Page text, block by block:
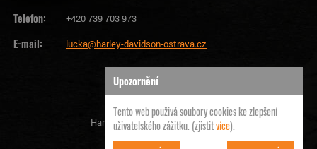
Telefon:
+420 739 703 973
E-mail: lucka@harley-davidson-ostrava.cz
Harley Davidson Ostrava | © 2026
Upozornění
Tento web použivá soubory cookies ke zlepšení
uživatelského zážitku. (zjistitvíce).